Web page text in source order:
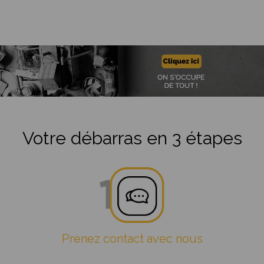
Votre débarras en 3 étapes
Prenez contact avec nous